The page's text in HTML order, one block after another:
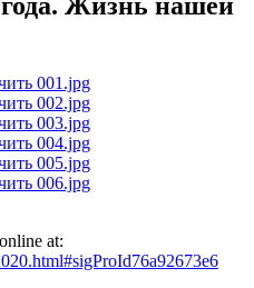
Жизнь нашей
at: